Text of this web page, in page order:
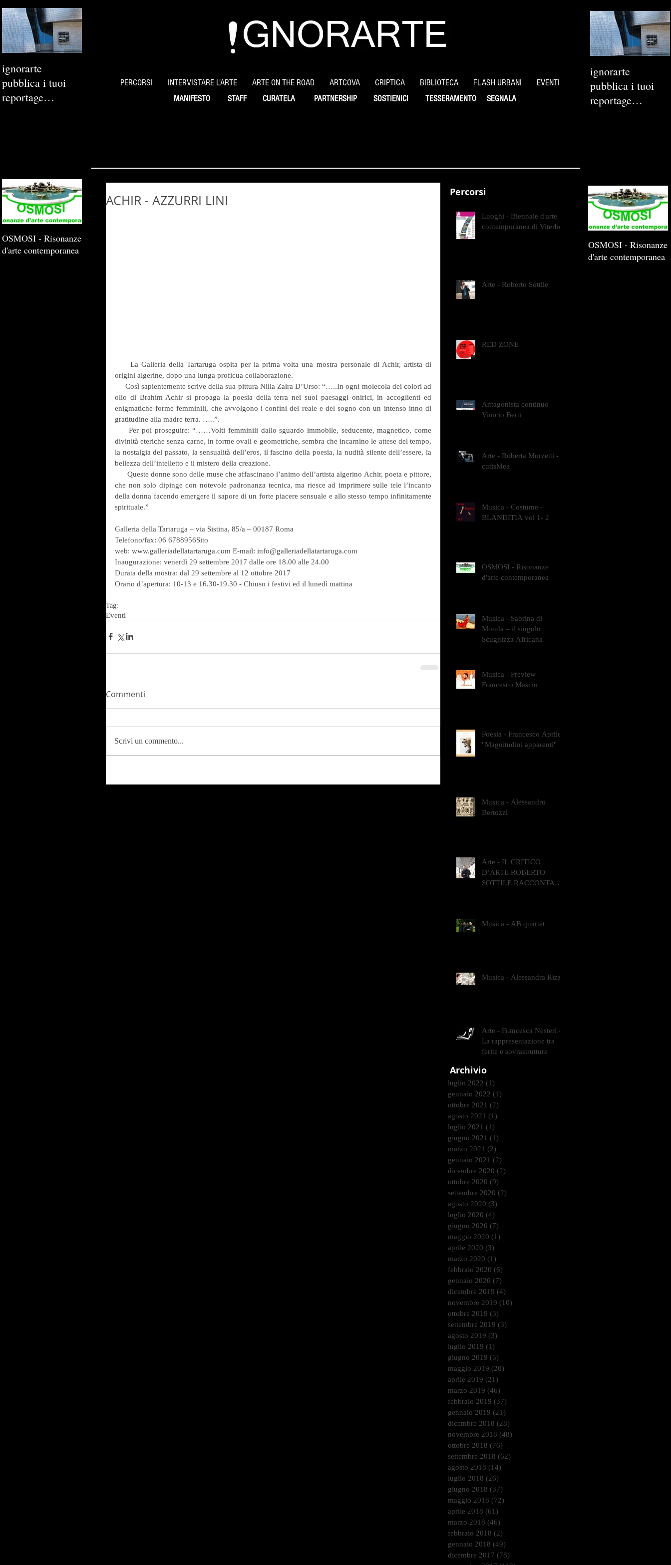
ignorarte
pubblica i tuoi
reportage
PERCORSI INTERVISTARE L'ARTE ARTE ON THE ROAD ARTCOVA CRIPTICA BIBLIOTECA FLASH URBANI EVENTI
MANIFESTO STAFF CURATELA PARTNERSHIP SOSTIENICI SEGNALA
TESSERAMENTO
ignorarte
pubblica i tuoi
reportage
ACHIR - AZZURRI LINI
origini algerine, dopo una lunga proficua collaborazione.
olio di Brahim Achir si propaga la poesia della terra nei suoi paesaggi onirici, in accoglienti ed
enigmatiche forme femminili, che avvolgono i confini del reale e del sogno con un intenso inno di
gratitudine alla madre terra. …..”.
     Per poi proseguire: “……Volti femminili dallo sguardo immobile, seducente, magnetico, come
divinità eteriche senza carne, in forme ovali e geometriche, sembra che incarnino le attese del tempo,
la nostalgia del passato, la sensualità dell’eros, il fascino della poesia, la nudità silente dell’essere, la
bellezza dell’intelletto e il mistero della creazione.
che non solo dipinge con notevole padronanza tecnica, ma riesce ad imprimere sulle tele l’incanto
della donna facendo emergere il sapore di un forte piacere sensuale e allo stesso tempo infinitamente
spirituale.”
Galleria della Tartaruga – via Sistina, 85/a – 00187 Roma
Telefono/fax: 06 6788956Sito
web: www.galleriadellatartaruga.com E-mail: info@galleriadellatartaruga.com
Inaugurazione: venerdì 29 settembre 2017 dalle ore 18.00 alle 24.00
Durata della mostra: dal 29 settembre al 12 ottobre 2017
Orario d’apertura: 10-13 e 16.30-19.30 - Chiuso i festivi ed il lunedì mattina
Tag:
Eventi
Commenti
Scrivi un commento...
Percorsi
Luoghi - Biennale d'arte
contemporanea di Viterbo
Arte - Roberto Sottile
RED ZONE
Antagonista continuo -
Vinicio Berti
Arte - Roberta Morzetti -
cutisMea
Musica - Costume -
BLANDITIA vol 1- 2
OSMOSI - Risonanze
d'arte contemporanea
Musica - Sabrina di
Monda – il singolo
Scugnizza Africana
Musica - Preview -
Francesco Mascio
Poesia - Francesco Aprile -
"Magnitudini apparenti"
Musica - Alessandro
Bertozzi
Arte - IL CRITICO
D’ARTE ROBERTO
SOTTILE RACCONTA
Musica - AB quartet
Musica - Alessandra Rizzo
Arte - Francesca Nesteri -
La rappresentazione tra
ferite e sovrastrutture
Archivio
luglio 2022 (1)
gennaio 2022 (1)
ottobre 2021 (2)
agosto 2021 (1)
luglio 2021 (1)
giugno 2021 (1)
marzo 2021 (2)
gennaio 2021 (2)
dicembre 2020 (2)
ottobre 2020 (9)
settembre 2020 (2)
agosto 2020 (3)
luglio 2020 (4)
giugno 2020 (7)
maggio 2020 (1)
aprile 2020 (3)
marzo 2020 (1)
febbraio 2020 (6)
gennaio 2020 (7)
dicembre 2019 (4)
novembre 2019 (10)
ottobre 2019 (3)
settembre 2019 (3)
agosto 2019 (3)
luglio 2019 (1)
giugno 2019 (5)
maggio 2019 (20)
aprile 2019 (21)
marzo 2019 (46)
febbraio 2019 (37)
gennaio 2019 (21)
dicembre 2018 (28)
novembre 2018 (48)
ottobre 2018 (76)
settembre 2018 (62)
agosto 2018 (14)
luglio 2018 (26)
giugno 2018 (37)
maggio 2018 (72)
aprile 2018 (61)
marzo 2018 (46)
febbraio 2018 (2)
gennaio 2018 (49)
dicembre 2017 (78)
OSMOSI - Risonanze
d'arte contemporanea
OSMOSI - Risonanze
d'arte contemporanea